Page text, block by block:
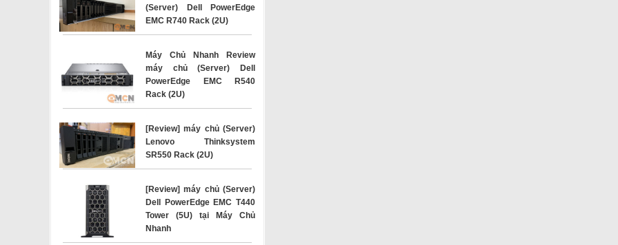
(Server) Dell PowerEdge
EMC R740 Rack (2U)
Máy Chủ Nhanh Review
máy chủ (Server) Dell
PowerEdge EMC R540
Rack (2U)
[Review] máy chủ (Server)
Lenovo Thinksystem
SR550 Rack (2U)
[Review] máy chủ (Server)
Dell PowerEdge EMC T440
Tower (5U) tại Máy Chủ
Nhanh